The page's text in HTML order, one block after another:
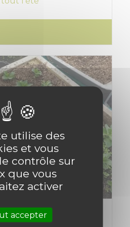
: Guide complet pour
utilise des
et vous
contrôle sur
que vous
activer
accepter